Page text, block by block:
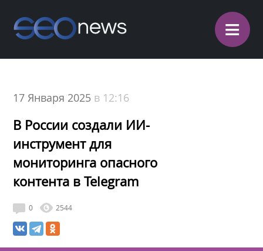
≡
17 Января 2025 в 12:16
В России создали ИИ-
инструмент для
мониторинга опасного
контента в Telegram
0 2544